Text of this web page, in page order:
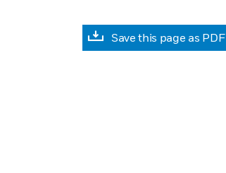
Save this page as PDF